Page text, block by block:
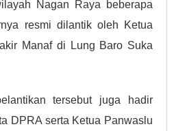
Nagan Raya beberapa
resmi dilantik oleh Ketua
Manaf di Lung Baro Suka
tersebut juga hadir
DPRA serta Ketua Panwaslu